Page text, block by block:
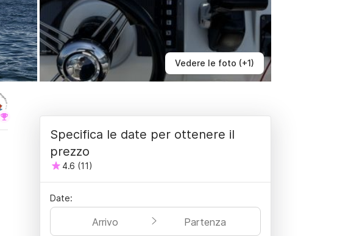
Vedere le foto (+1)
Specifica le date per ottenere il
prezzo
4.6 (11)
Date:
Arrivo Partenza